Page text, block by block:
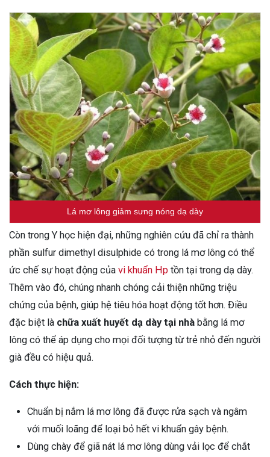
Lá mơ lông giảm sưng nóng dạ dày
Còn trong Y học hiện đại, những nghiên cứu đã chỉ ra thành
phần sulfur dimethyl disulphide có trong lá mơ lông có thể
ức chế sự hoạt động của vi khuẩn Hp tồn tại trong dạ dày.
Thêm vào đó, chúng nhanh chóng cải thiện những triệu
chứng của bệnh, giúp hệ tiêu hóa hoạt động tốt hơn. Điều
đặc biệt là chữa xuất huyết dạ dày tại nhà bằng lá mơ
lông có thể áp dụng cho mọi đối tượng từ trẻ nhỏ đến người
già đều có hiệu quả.
Cách thực hiện:
Chuẩn bị nắm lá mơ lông đã được rửa sạch và ngâm
với muối loãng để loại bỏ hết vi khuẩn gây bệnh.
Dùng chày để giã nát lá mơ lông dùng vải lọc để chắt